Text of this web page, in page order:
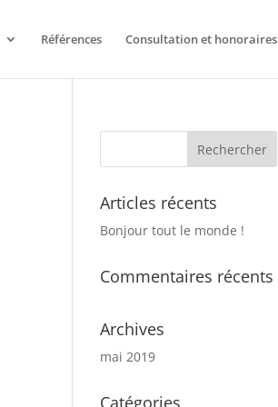
Références Consultation et honoraires
Articles récents
Bonjour tout le monde !
Commentaires récents
Archives
mai 2019
Catégories